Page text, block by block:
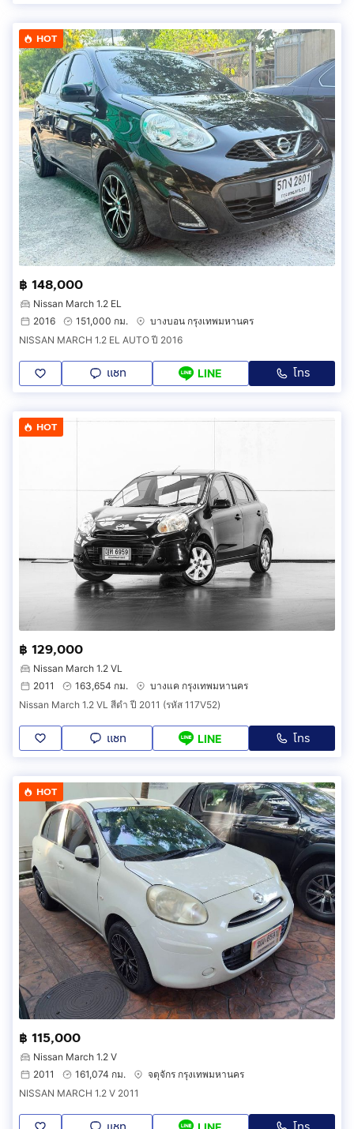
HOT
฿ 148,000
Nissan March 1.2 EL
2016
151,000 กม.
บางบอน กรุงเทพมหานคร
NISSAN MARCH 1.2 EL AUTO ปี 2016
แชท LINE โทร
HOT
฿ 129,000
Nissan March 1.2 VL
2011
163,654 กม.
บางแค กรุงเทพมหานคร
Nissan March 1.2 VL สีดำ ปี 2011 (รหัส 117V52)
แชท LINE โทร
HOT
฿ 115,000
Nissan March 1.2 V
2011
161,074 กม.
จตุจักร กรุงเทพมหานคร
NISSAN MARCH 1.2 V 2011